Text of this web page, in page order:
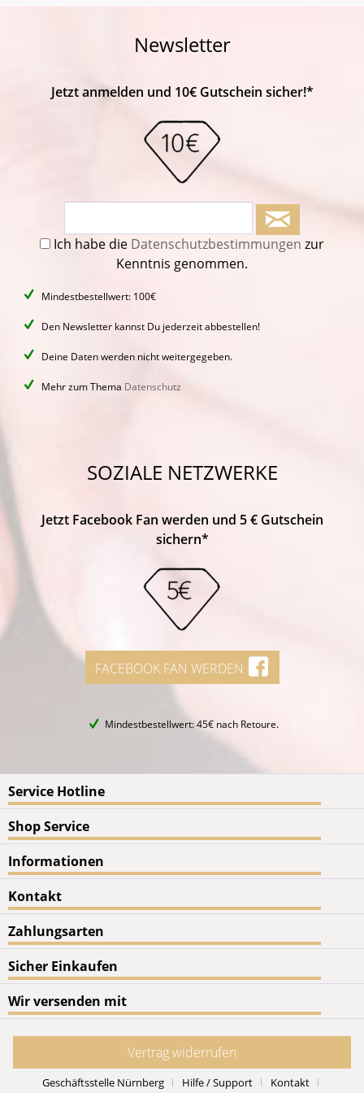
Newsletter
Jetzt anmelden und 10€ Gutschein sicher!*
Ich habe die Datenschutzbestimmungen zur
Kenntnis genommen.
Mindestbestellwert: 100€
Den Newsletter kannst Du jederzeit abbestellen!
Deine Daten werden nicht weitergegeben.
Mehr zum Thema Datenschutz
SOZIALE NETZWERKE
Jetzt Facebook Fan werden und 5 € Gutschein
sichern*
FACEBOOK FAN WERDEN
Mindestbestellwert: 45€ nach Retoure.
Service Hotline
Shop Service
Informationen
Kontakt
Zahlungsarten
Sicher Einkaufen
Wir versenden mit
Vertrag widerrufen
Geschäftsstelle Nürnberg Hilfe / Support Kontakt